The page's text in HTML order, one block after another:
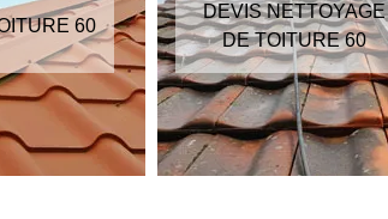
60
DEVIS NETTOYAGE
DE TOITURE 60